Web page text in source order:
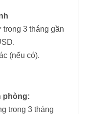
trong 3 tháng gần
(nếu có).
phòng:
trong 3 tháng